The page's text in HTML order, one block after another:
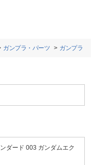
ガンプラ・パーツ ガンプラ
ダード 003 ガンダムエク